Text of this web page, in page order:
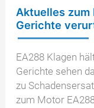
Aktuelles zum
Gerichte
EA288 Klagen
Gerichte sehen
zu
zum Motor